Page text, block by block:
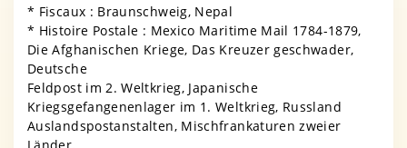
* Fiscaux : Braunschweig, Nepal
* Histoire Postale : Mexico Maritime Mail 1784-1879,
Die Afghanischen Kriege, Das Kreuzer geschwader,
Deutsche
Feldpost im 2. Weltkrieg, Japanische
Kriegsgefangenenlager im 1. Weltkrieg, Russland
Auslandspostanstalten, Mischfrankaturen zweier